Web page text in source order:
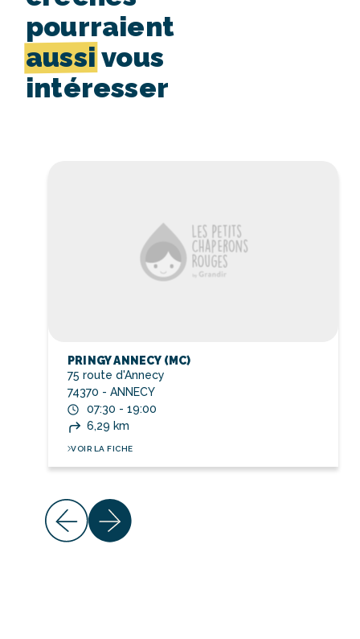
pourraient
aussi vous
intéresser
PRINGY ANNECY (MC)
75 route d'Annecy
74370 - ANNECY
07:30 - 19:00
6,29 km
VOIR LA FICHE